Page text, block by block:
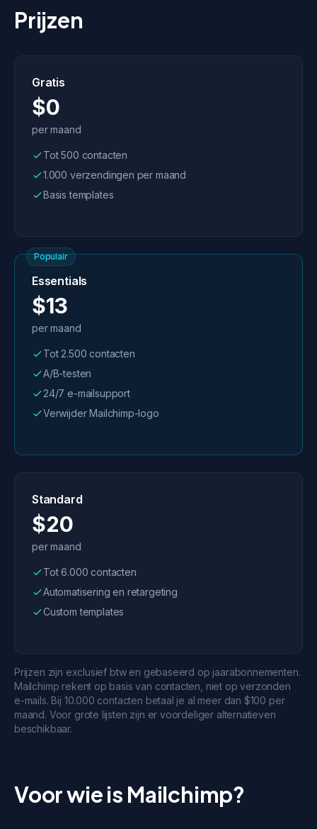
Prijzen
Gratis
$0
per maand
Tot 500 contacten
1.000 verzendingen per maand
Basis templates
Populair
Essentials
$13
per maand
Tot 2.500 contacten
A/B-testen
24/7 e-mailsupport
Verwijder Mailchimp-logo
Standard
$20
per maand
Tot 6.000 contacten
Automatisering en retargeting
Custom templates
Prijzen zijn exclusief btw en gebaseerd op jaarabonnementen.
Mailchimp rekent op basis van contacten, niet op verzonden
e-mails. Bij 10.000 contacten betaal je al meer dan $100 per
maand. Voor grote lijsten zijn er voordeliger alternatieven
beschikbaar.
Voor wie is Mailchimp?